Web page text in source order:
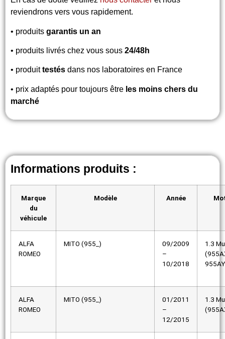
reviendrons vers vous rapidement.
• produits garantis un an
• produits livrés chez vous sous 24/48h
• produittestés dans nos laboratoires en France
• prix adaptés pour toujours être les moins chers du
marché
Informations produits :
Marque
du
véhicule
Modèle Année
ALFA
ROMEO
MITO (955_)
09/2009
–
10/2018
1.3
ALFA
ROMEO
MITO (955_)
01/2011
–
12/2015
1.3